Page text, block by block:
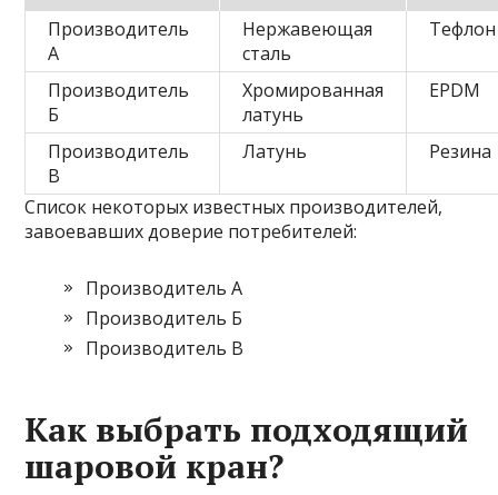
Производитель
А
Нержавеющая
сталь
Тефлон
Производитель
Б
Хромированная
латунь
EPDM
Производитель
В
Латунь Резина
Список некоторых известных производителей,
завоевавших доверие потребителей:
Производитель А
Производитель Б
Производитель В
Как выбрать подходящий
шаровой кран?